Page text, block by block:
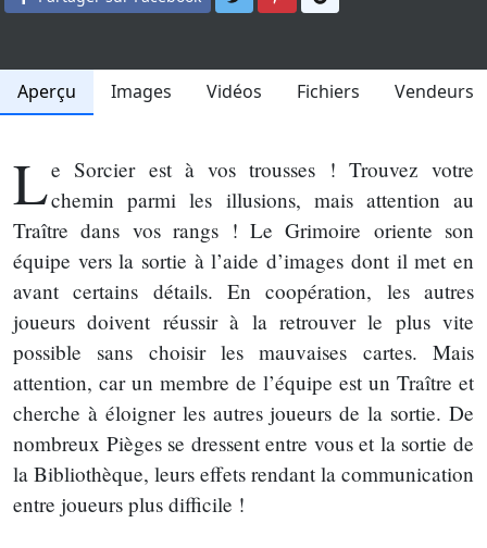
Aperçu Images Vidéos Fichiers Vendeurs
Le Sorcier est à vos trousses ! Trouvez votre
chemin parmi les illusions, mais attention au
Traître dans vos rangs ! Le Grimoire oriente son
équipe vers la sortie à l’aide d’images dont il met en
avant certains détails. En coopération, les autres
joueurs doivent réussir à la retrouver le plus vite
possible sans choisir les mauvaises cartes. Mais
attention, car un membre de l’équipe est un Traître et
cherche à éloigner les autres joueurs de la sortie. De
nombreux Pièges se dressent entre vous et la sortie de
la Bibliothèque, leurs effets rendant la communication
entre joueurs plus difficile !